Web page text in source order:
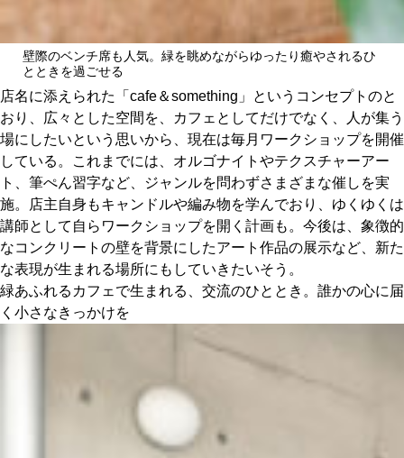
壁際のベンチ席も人気。緑を眺めながらゆったり癒やされるひ
とときを過ごせる
店名に添えられた「cafe＆something」というコンセプトのと
おり、広々とした空間を、カフェとしてだけでなく、人が集う
場にしたいという思いから、現在は毎月ワークショップを開催
している。これまでには、オルゴナイトやテクスチャーアー
ト、筆ぺん習字など、ジャンルを問わずさまざまな催しを実
施。店主自身もキャンドルや編み物を学んでおり、ゆくゆくは
講師として自らワークショップを開く計画も。今後は、象徴的
なコンクリートの壁を背景にしたアート作品の展示など、新た
な表現が生まれる場所にもしていきたいそう。
緑あふれるカフェで生まれる、交流のひととき。誰かの心に届
く小さなきっかけを